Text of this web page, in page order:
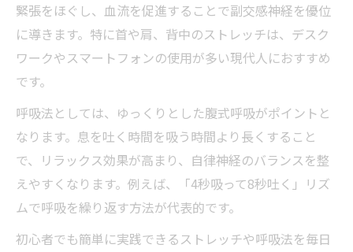
緊張をほぐし、血流を促進することで副交感神経を優位
に導きます。特に首や肩、背中のストレッチは、デスク
ワークやスマートフォンの使用が多い現代人におすすめ
です。
呼吸法としては、ゆっくりとした腹式呼吸がポイントと
なります。息を吐く時間を吸う時間より長くすること
で、リラックス効果が高まり、自律神経のバランスを整
えやすくなります。例えば、「4秒吸って8秒吐く」リズ
ムで呼吸を繰り返す方法が代表的です。
初心者でも簡単に実践できるストレッチや呼吸法を毎日